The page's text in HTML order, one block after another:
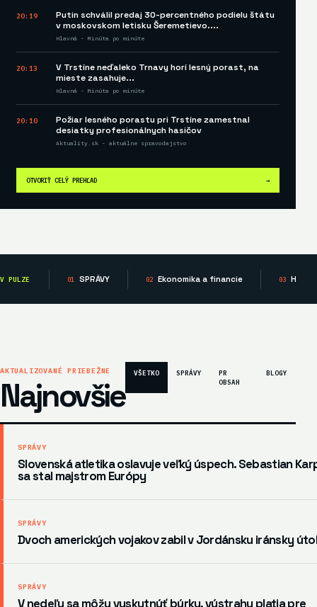
20:19
Putin schválil predaj 30-percentného podielu štátu
v moskovskom letisku Šeremetievo....
Hlavná - Minúta po minúte
20:13
V Trstíne neďaleko Trnavy horí lesný porast, na
mieste zasahuje...
Hlavná - Minúta po minúte
20:10
Požiar lesného porastu pri Trstíne zamestnal
desiatky profesionálnych hasičov
Aktuality.sk - aktuálne spravodajstvo
OTVORIŤ CELÝ PREHĽAD →
V PULZE 01 SPRÁVY 02 Ekonomika a financie 03
AKTUALIZOVANÉ PRIEBEŽNE
Najnovšie
VŠETKO SPRÁVY
PR
OBSAH
BLOGY
SPRÁVY
Slovenská atletika oslavuje veľký úspech. Sebastian
sa stal majstrom Európy
SPRÁVY
Dvoch amerických vojakov zabil v Jordánsku iránsky
SPRÁVY
V nedeľu sa môžu vyskytnúť búrky, výstrahy platia pre